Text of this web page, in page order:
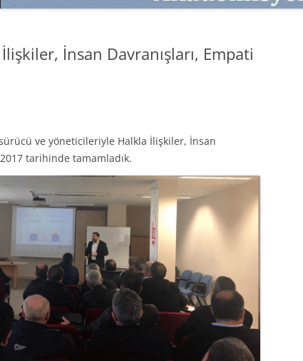
INTERDISCIPLINARY REFLECTIONS
MAĞAZA ATMOSFERINE
PAZARLAMADA YENI USTALIK
PAZARLAMA TEMELLERI
PAZARLAMA CANAVARI
SATMAK
İnsan Davranışları, Empati
ve yöneticileriyle Halkla İlişkiler, İnsan
tarihinde tamamladık.